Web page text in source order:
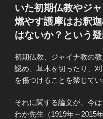
いた初期仏教やジ
燃やす護摩はお釈
はないか？という
初期仏教、ジャイナ教の
認め、草木を切ったり、
を傷つけることを禁じてい
それに関する論文が、今
わか先生（1919年～2015